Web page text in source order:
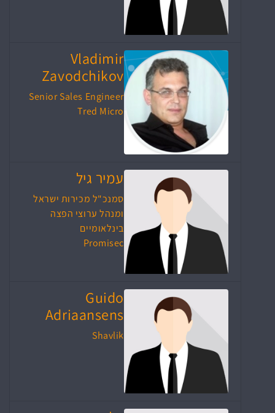
Vladimir
Zavodchikov
Senior Sales Engineer
Tred Micro
עמיר גיל
סמנכ"ל מכירות ישראל
ומנהל ערוצי הפצה
בינלאומיים
Promisec
Guido
Adriaansens
Shavlik